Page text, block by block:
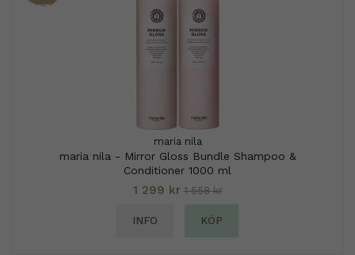
maria nila
maria nila - Mirror Gloss Bundle Shampoo &
Conditioner 1000 ml
1 299 kr 1 558 kr
INFO KÖP